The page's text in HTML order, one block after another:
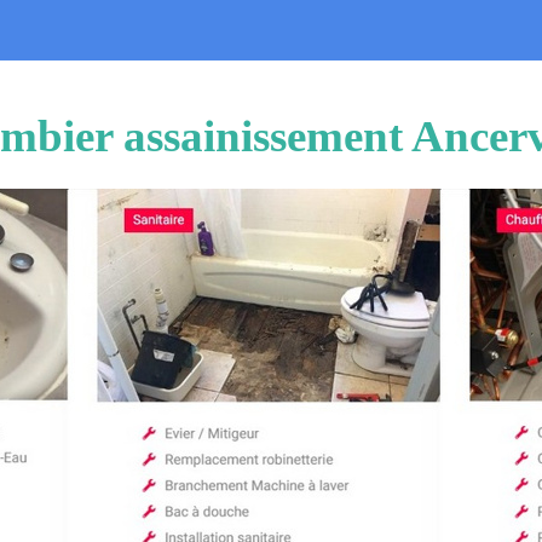
assainissement